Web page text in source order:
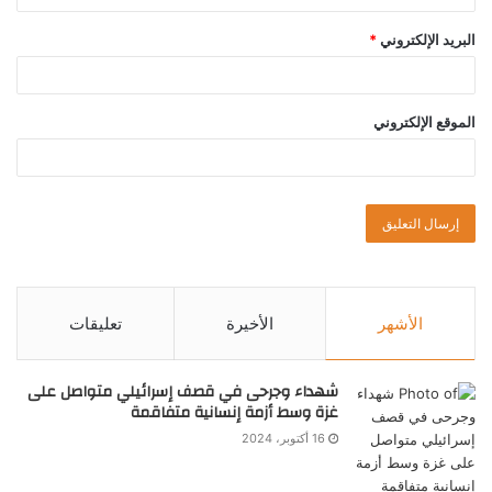
البريد الإلكتروني *
الموقع الإلكتروني
الأشهر الأخيرة تعليقات
شهداء وجرحى في قصف إسرائيلي متواصل على
غزة وسط أزمة إنسانية متفاقمة
16 أكتوبر، 2024